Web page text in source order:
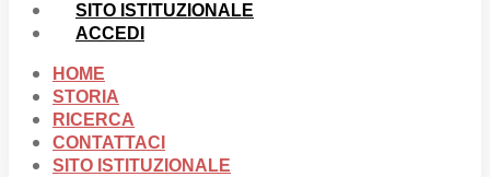
SITO ISTITUZIONALE
ACCEDI
HOME
STORIA
RICERCA
CONTATTACI
SITO ISTITUZIONALE